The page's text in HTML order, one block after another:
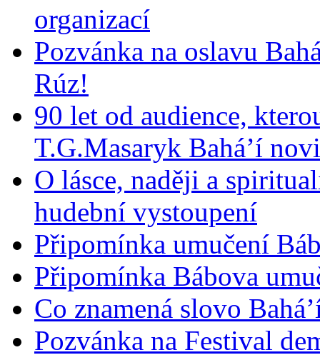
organizací
Pozvánka na oslavu
Rúz!
90 let od audience,
T.G.Masaryk Bahá’í
O lásce, naději a
hudební vystoupení
Připomínka umučení
Připomínka Bábova
Co znamená slovo
Pozvánka na Festival